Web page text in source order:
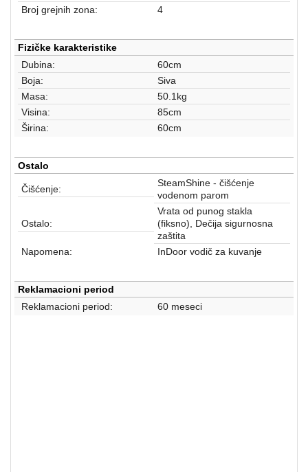
Broj grejnih zona:
4
Fizičke karakteristike
Dubina:
60cm
Boja:
Siva
Masa:
50.1kg
Visina:
85cm
Širina:
60cm
Ostalo
Čišćenje:
SteamShine - čišćenje
vodenom parom
Ostalo:
Vrata od punog stakla
(fiksno), Dečija sigurnosna
zaštita
Napomena:
InDoor vodič za kuvanje
Reklamacioni period
Reklamacioni period:
60 meseci